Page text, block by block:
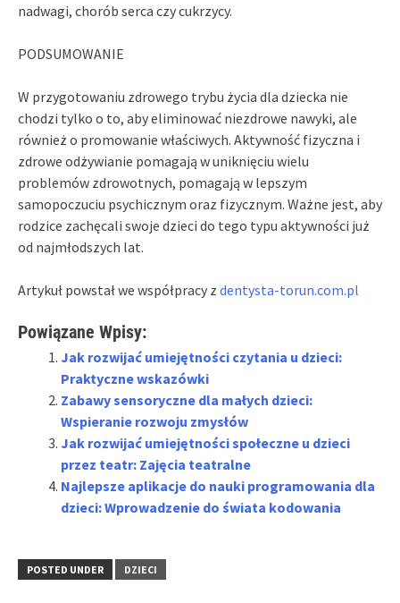
nadwagi, chorób serca czy cukrzycy.
PODSUMOWANIE
W przygotowaniu zdrowego trybu życia dla dziecka nie
chodzi tylko o to, aby eliminować niezdrowe nawyki, ale
również o promowanie właściwych. Aktywność fizyczna i
zdrowe odżywianie pomagają w uniknięciu wielu
problemów zdrowotnych, pomagają w lepszym
samopoczuciu psychicznym oraz fizycznym. Ważne jest, aby
rodzice zachęcali swoje dzieci do tego typu aktywności już
od najmłodszych lat.
Artykuł powstał we współpracy z dentysta-torun.com.pl
Powiązane Wpisy:
Jak rozwijać umiejętności czytania u dzieci:
Praktyczne wskazówki
Zabawy sensoryczne dla małych dzieci:
Wspieranie rozwoju zmysłów
Jak rozwijać umiejętności społeczne u dzieci
przez teatr: Zajęcia teatralne
Najlepsze aplikacje do nauki programowania dla
dzieci: Wprowadzenie do świata kodowania
POSTED UNDER DZIECI